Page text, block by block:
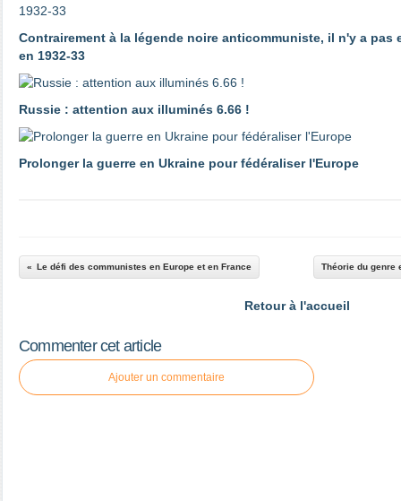
Contrairement à la légende noire anticommuniste, il n'y a pas
en 1932-33
Russie : attention aux illuminés 6.66 !
Prolonger la guerre en Ukraine pour fédéraliser l'Europe
Le défi des communistes en Europe et en France Théorie du genre
Retour à l'accueil
Commenter cet article
Ajouter un commentaire